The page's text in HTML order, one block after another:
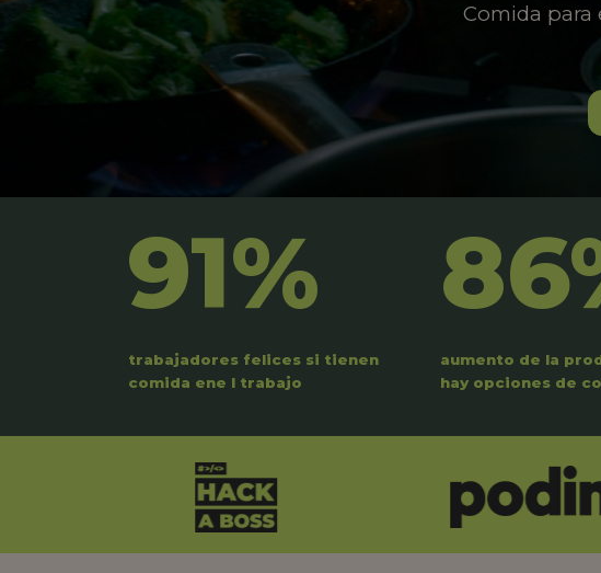
Comida
91%
trabajadores felices si tienen
comida ene l trabajo
aumento de la
hay opciones de